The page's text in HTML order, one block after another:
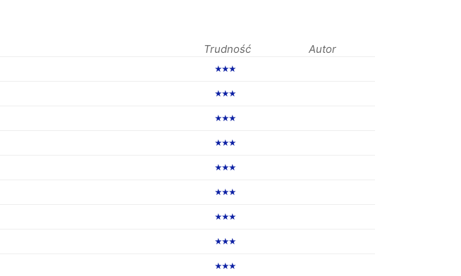
Trudność Autor
★★★
★★★
★★★
★★★
★★★
★★★
★★★
★★★
★★★